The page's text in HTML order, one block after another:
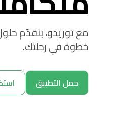
مع توريدو، بنقدّم
خطوة في رحلتك.
حمل التطبيق